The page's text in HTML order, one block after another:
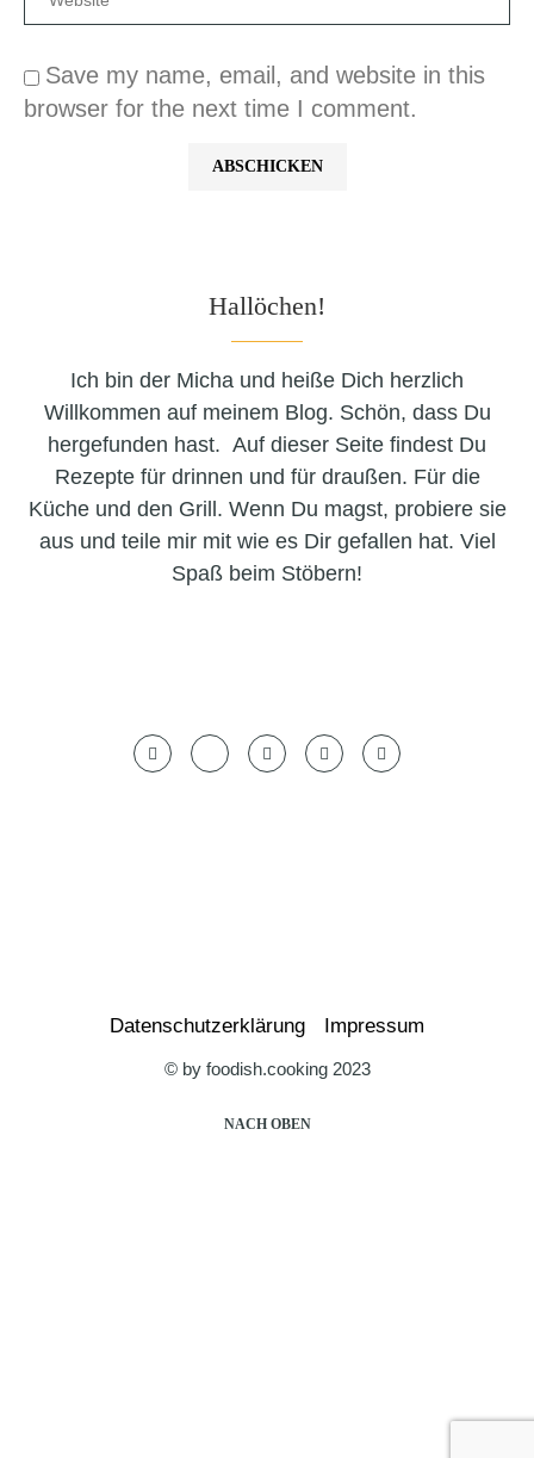
Save my name, email, and website in this
browser for the next time I comment.
Hallöchen!
Ich bin der Micha und heiße Dich herzlich
Willkommen auf meinem Blog. Schön, dass Du
hergefunden hast. Auf dieser Seite findest Du
Rezepte für drinnen und für draußen. Für die
Küche und den Grill. Wenn Du magst, probiere sie
aus und teile mir mit wie es Dir gefallen hat. Viel
Spaß beim Stöbern!
Datenschutzerklärung Impressum
© by foodish.cooking 2023
NACH OBEN